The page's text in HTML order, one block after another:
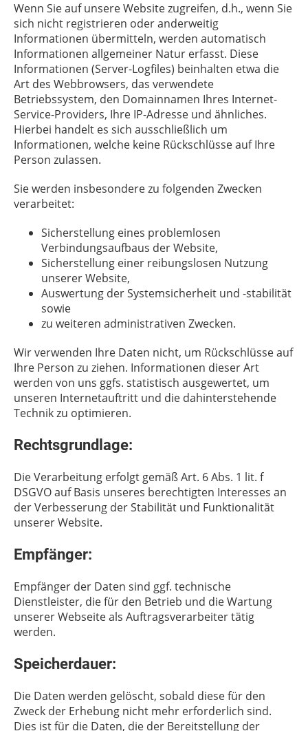
Wenn Sie auf unsere Website zugreifen, d.h., wenn Sie
sich nicht registrieren oder anderweitig
Informationen übermitteln, werden automatisch
Informationen allgemeiner Natur erfasst. Diese
Informationen (Server-Logfiles) beinhalten etwa die
Art des Webbrowsers, das verwendete
Betriebssystem, den Domainnamen Ihres Internet-
Service-Providers, Ihre IP-Adresse und ähnliches.
Hierbei handelt es sich ausschließlich um
Informationen, welche keine Rückschlüsse auf Ihre
Person zulassen.
Sie werden insbesondere zu folgenden Zwecken
verarbeitet:
Sicherstellung eines problemlosen
Verbindungsaufbaus der Website,
Sicherstellung einer reibungslosen Nutzung
unserer Website,
Auswertung der Systemsicherheit und -stabilität
sowie
zu weiteren administrativen Zwecken.
Wir verwenden Ihre Daten nicht, um Rückschlüsse auf
Ihre Person zu ziehen. Informationen dieser Art
werden von uns ggfs. statistisch ausgewertet, um
unseren Internetauftritt und die dahinterstehende
Technik zu optimieren.
Rechtsgrundlage:
Die Verarbeitung erfolgt gemäß Art. 6 Abs. 1 lit. f
DSGVO auf Basis unseres berechtigten Interesses an
der Verbesserung der Stabilität und Funktionalität
unserer Website.
Empfänger:
Empfänger der Daten sind ggf. technische
Dienstleister, die für den Betrieb und die Wartung
unserer Webseite als Auftragsverarbeiter tätig
werden.
Speicherdauer:
Die Daten werden gelöscht, sobald diese für den
Zweck der Erhebung nicht mehr erforderlich sind.
Dies ist für die Daten, die der Bereitstellung der